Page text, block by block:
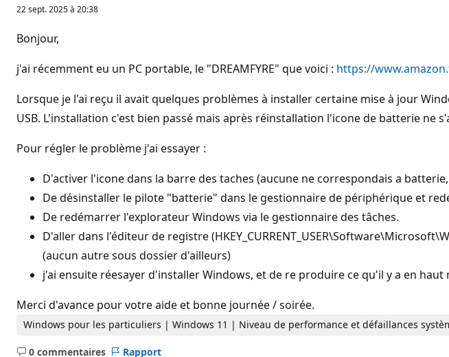
i
t
s
e
r
p
u
t
i
22 sept. 2025 à 20:38
Bonjour,
j'ai récemment eu un PC portable, le "DREAMFYRE" que voici : https://
Lorsque je l'ai reçu il avait quelques problèmes à installer certaine mise à jour
USB. L'installation c'est bien passé mais après réinstallation l'icone de batterie ne
Pour régler le problème j'ai essayer :
D'activer l'icone dans la barre des taches (aucune ne correspondais a
De désinstaller le pilote "batterie" dans le gestionnaire de périphérique et
De redémarrer l'explorateur Windows via le gestionnaire des tâches.
D'aller dans l'éditeur de registre
(aucun autre sous dossier d'ailleurs)
j'ai ensuite réesayer d'installer Windows, et de re produire ce qu'il y a en
Merci d'avance pour votre aide et bonne journée / soirée.
Windows pour les particuliers | Windows 11 | Niveau de performance et défaillances
0 commentaires Rapport